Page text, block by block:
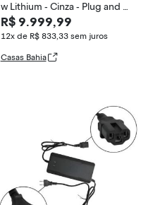
w Lithium - Cinza - Plug and M
ove
R$ 9.999,99
12x de R$ 833,33 sem juros
Casas Bahia